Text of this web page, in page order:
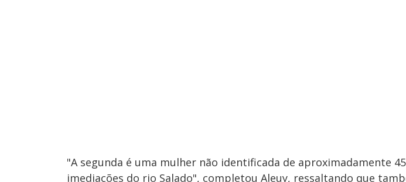
"A segunda é uma mulher não identificada de aproximadamente
imediações do rio Salado", completou Aleuy, ressaltando que